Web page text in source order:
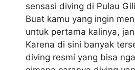
sensasi diving di Pulau
Buat kamu yang ingin
untuk pertama kalinya,
Karena di sini banyak
diving resmi yang bisa